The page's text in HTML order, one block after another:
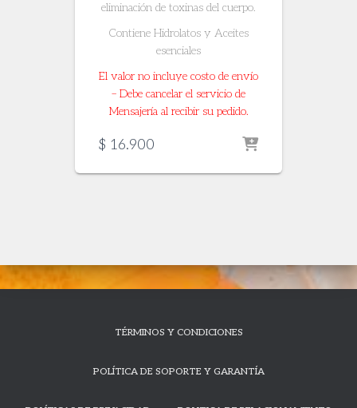
eliminación de toxinas del cuerpo.
Contiene Hidrolatos y Aceites
esenciales
El valor no incluye costo de envío
– Debe cancelar el servicio de
Mensajería al recibir su pedido.
$ 16.900
TÉRMINOS Y CONDICIONES
POLÍTICA DE SOPORTE Y GARANTÍA